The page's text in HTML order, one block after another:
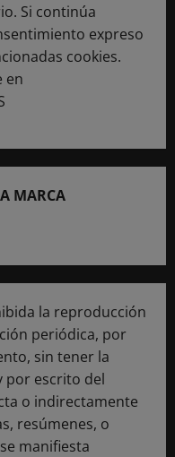
Si continúa
expreso
cookies.
en
MARCA
la reproducción
periódica, por
sin tener la
por escrito del
o indirectamente
resúmenes, o
manifiesta